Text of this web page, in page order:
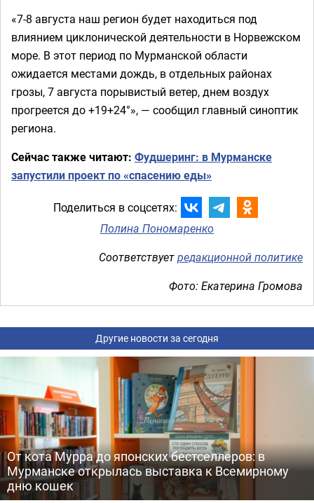
«7-8 августа наш регион будет находиться под
влиянием циклонической деятельности в Норвежском
море. В этот период по Мурманской области
ожидается местами дождь, в отдельных районах
грозы, 7 августа порывистый ветер, днем воздух
прогреется до +19+24°», — сообщил главный синоптик
региона.
Сейчас также читают: Фудшеринг: в Мурманске
запустили проект по «спасению еды»
Поделиться в соцсетях:
Полина Пономаренко
Соответствуетредакционной политике
Фото: Екатерина Громова
Другие новости за сегодня
От кота Мурра до японских бестселлеров: в
Мурманске открылась выставка к Всемирному
дню кошек